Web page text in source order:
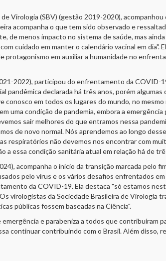
Virologia (SBV) (gestão 2019-2020),
acompanha o que tem sido observado e
de menos impacto no sistema de saúde, mas
cuidado em manter o calendário vacinal em
em auxiliar a humanidade no
2022), participou do enfrentamento da COVID-
declarada há três anos, porém
conosco em todos os lugares do mundo, no
uma condição de pandemia, embora a
sair melhores do que entramos nessa
de novo normal. Nós aprendemos ao longo
respiratórios não devemos nos encontrar com
a essa condição sanitária atual em relação há de
acompanha o início da transição marcada pelo
pelo vírus e os vários desafios enfrentados
da COVID-19. Ela destaca "só estamos
virologistas da Sociedade Brasileira de Virologia
públicas fossem baseadas na Ciência".
e parabeniza a todos que contribuíram
continuar contribuindo com o Brasil. Além disso,